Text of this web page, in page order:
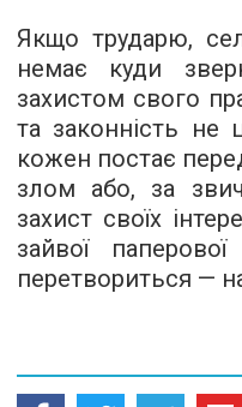
Якщо трударю,
немає куди
захистом свого
та законність не
кожен постає
злом або, за
захист своїх
зайвої
перетвориться —